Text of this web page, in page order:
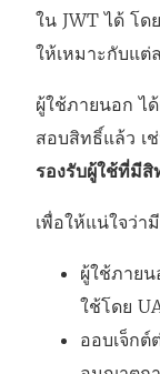
ใน JWT ได้ โด
ให้เหมาะกับแ
ผู้ใช้ภายนอก ไ
สอบสิทธิ์แล้ว เ
รองรับผู้ใช้ที่มีสิ
เพื่อให้แน่ใจว่า
ผู้ใช้ภายน
ใช้โดย
ออบเจ็กต์